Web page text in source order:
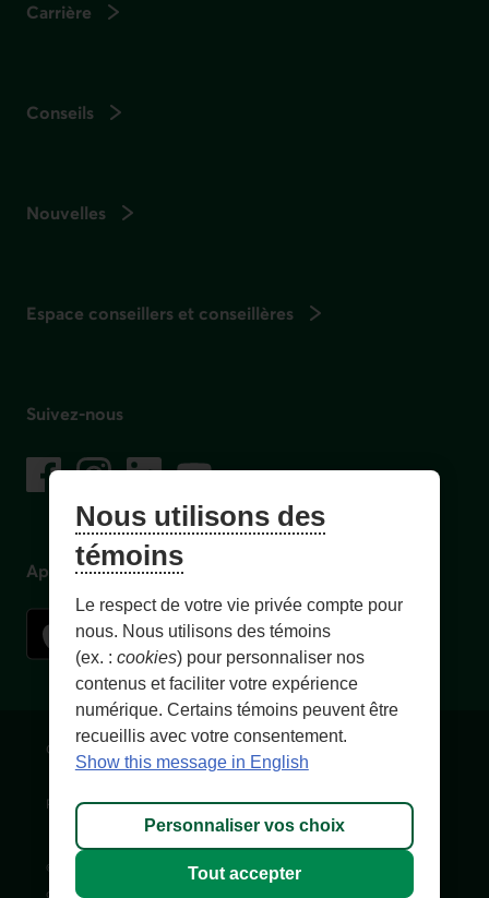
Carrière
Conseils
Nouvelles
Espace conseillers et conseillères
Suivez-nous
Facebook
– Lien externe au site. Cet hyperlien s'ouvrira dans une
Instagram
– Lien externe au site. Cet hyperlien s'ouvrira dans
LinkedIn
– Lien externe au site. Cet hyperlien
YouTube
– Lien externe au site. Cet hyperlien
Application mobile
Conditions d'utilisation et notes légales
Personnaliser les témoins Accessibilité Plan du site
© 1996-
, Fédération des caisses Desjardins du Québec. Tous
droits réservés.
Nous utilisons des
témoins
Le respect de votre vie privée compte pour
nous. Nous utilisons des témoins
(ex. : cookies) pour personnaliser nos
contenus et faciliter votre expérience
numérique. Certains témoins peuvent être
recueillis avec votre consentement.
Show this message in English
Personnaliser vos choix
Tout accepter